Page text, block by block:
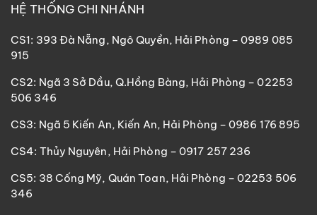
HỆ THỐNG CHI NHÁNH
CS1: 393 Đà Nẵng, Ngô Quyền, Hải Phòng – 0989 085
915
CS2: Ngã 3 Sở Dầu, Q.Hồng Bàng, Hải Phòng – 02253
506 346
CS3: Ngã 5 Kiến An, Kiến An, Hải Phòng – 0986 176 895
CS4: Thủy Nguyên, Hải Phòng – 0917 257 236
CS5: 38 Cống Mỹ, Quán Toan, Hải Phòng – 02253 506
346